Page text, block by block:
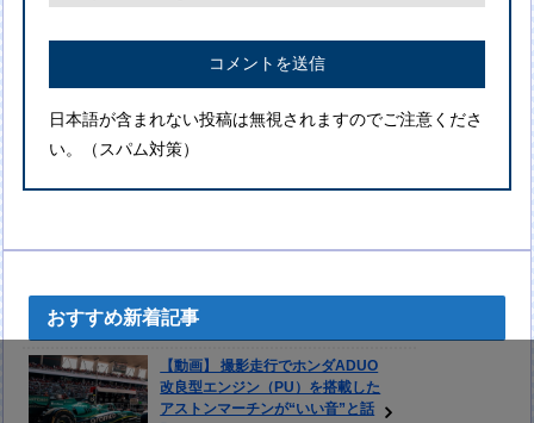
日本語が含まれない投稿は無視されますのでご注意くださ
い。（スパム対策）
おすすめ新着記事
【動画】 撮影走行でホンダADUO
改良型エンジン（PU）を搭載した
アストンマーチンが“いい音”と話